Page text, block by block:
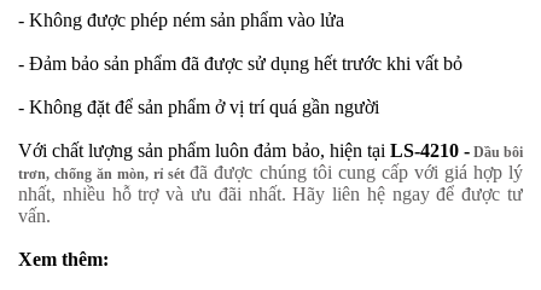
- Không được phép ném sản phẩm vào lửa
- Đảm bảo sản phẩm đã được sử dụng hết trước khi vất bỏ
- Không đặt để sản phẩm ở vị trí quá gần người
Với chất lượng sản phẩm luôn đảm bảo, hiện tại LS-4210 -Dầu bôi
trơn, chống ăn mòn, rỉ sét đã được chúng tôi cung cấp với giá hợp lý
nhất, nhiều hỗ trợ và ưu đãi nhất. Hãy liên hệ ngay để được tư
vấn.
Xem thêm: